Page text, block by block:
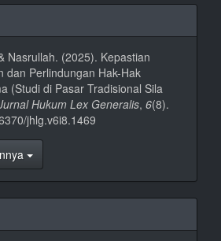
Nasrullah. (2025). Kepastian
dan Perlindungan Hak-Hak
(Studi di Pasar Tradisional Sila
Hukum Lex Generalis, 6(8).
jhlg.v6i8.1469